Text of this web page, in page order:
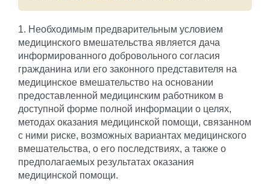
1. Необходимым предварительным условием
медицинского вмешательства является дача
информированного добровольного согласия
гражданина или его законного представителя на
медицинское вмешательство на основании
предоставленной медицинским работником в
доступной форме полной информации о целях,
методах оказания медицинской помощи, связанном
с ними риске, возможных вариантах медицинского
вмешательства, о его последствиях, а также о
предполагаемых результатах оказания
медицинской помощи.